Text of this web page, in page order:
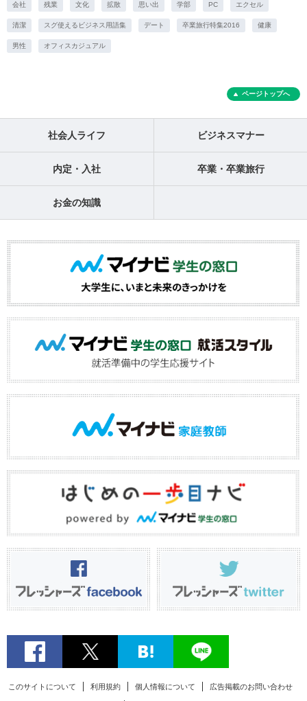
会社 残業 文化 拡散 思い出 学部 PC エクセル
清潔 スグ使えるビジネス用語集 デート 卒業旅行特集2016 健康
男性 オフィスカジュアル
ページトップへ
社会人ライフ ビジネスマナー
内定・入社 卒業・卒業旅行
お金の知識
このサイトについて 利用規約 個人情報について 広告掲載のお問い合わせ